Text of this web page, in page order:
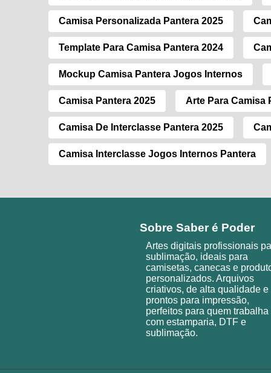
Camisa Personalizada Pantera 2025
Template Para Camisa Pantera 2024
Mockup Camisa Pantera Jogos Internos
Camisa Pantera 2025 Arte Para Camisa
Camisa De Interclasse Pantera 2025
Camisa Interclasse Jogos Internos Pantera
Sobre Saber é Poder
Artes digitais profissionais
sublimação, ideais para
camisetas, canecas e
personalizados. Arquivos
criativos, de alta qualidade e
prontos para impressão,
perfeitos para quem trabalha
com estamparia, DTF e
sublimação.